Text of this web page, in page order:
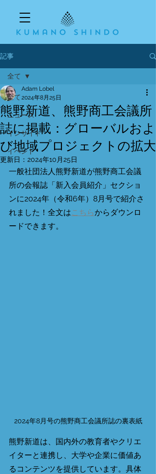
記事
全て
ニュース
インサイト
イベント
全て
熊野新道、熊野商工会議所
誌に掲載：グローバルおよ
び地域プロジェクトの拡大
Adam Lobel
2024年8月25日
更新日： 2024年10月25日
一般社団法人熊野新道が熊野商工会議
所の会報誌「新入会員紹介」セクショ
ンに2024年（令和6年）8月号で紹介さ
れました！全文はこちらからダウンロ
ードできます。
2024年8月号の熊野商工会議所誌の裏表紙
熊野新道は、国内外の教育者やクリエ
イターと連携し、大学や企業に価値あ
るコンテンツを提供しています。具体